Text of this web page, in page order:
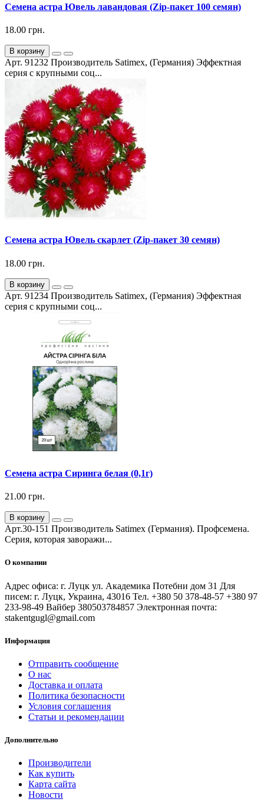
Семена астра Ювель лавандовая (Zip-пакет 100 семян)
18.00 грн.
В корзину
Арт. 91232 Производитель Satimex, (Германия) Эффектная
серия с крупными соц...
Семена астра Ювель скарлет (Zip-пакет 30 семян)
18.00 грн.
В корзину
Арт. 91234 Производитель Satimex, (Германия) Эффектная
серия с крупными соц...
Семена астра Сиринга белая (0,1г)
21.00 грн.
В корзину
Арт.30-151 Производитель Satimex (Германия). Профсемена.
Серия, которая заворажи...
О компании
Адрес офиса: г. Луцк ул. Академика Потебни дом 31 Для
писем: г. Луцк, Украина, 43016 Тел. +380 50 378-48-57 +380 97
233-98-49 Вайбер 380503784857 Электронная почта:
stakentgugl@gmail.com
Информация
Отправить сообщение
О нас
Доставка и оплата
Политика безопасности
Условия соглашения
Статьи и рекомендации
Дополнительно
Производители
Как купить
Карта сайта
Новости